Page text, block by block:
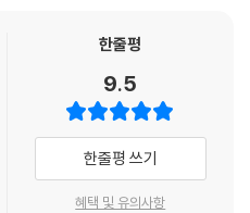
상, 여행, 상황)’로 구분하여 수록했
니다. ‘일상생활 영단어 500개’를
영어 영단어 200개’를 4일 동안 학
6일 동안 학습한 뒤 마무리합니다.
한줄평
9.5
한줄평 쓰기
혜택 및 유의사항